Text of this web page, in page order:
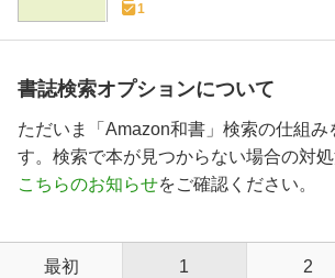
1
書誌検索オプションについて
ただいま「Amazon和書」検索の仕組み
す。検索で本が見つからない場合の対
こちらのお知らせをご確認ください。
最初 1 2